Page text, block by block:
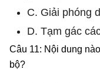
C. Giải phóng
D. Tạm gác
Câu 11: Nội dung
bộ?